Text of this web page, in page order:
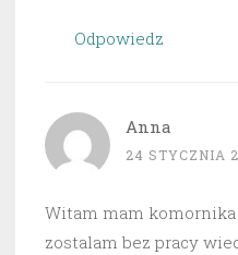
Odpowiedz
Anna
24 STYCZNIA
Witam mam
zostalam bez pracy